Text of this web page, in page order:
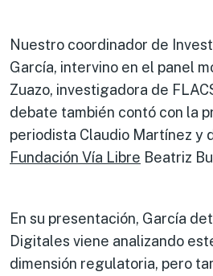
Nuestro coordinador de
García, intervino en el panel
Zuazo, investigadora de
debate también contó con la
periodista Claudio Martínez y
Fundación Vía Libre Beatriz
En su presentación, García
Digitales viene analizando
dimensión regulatoria, pero